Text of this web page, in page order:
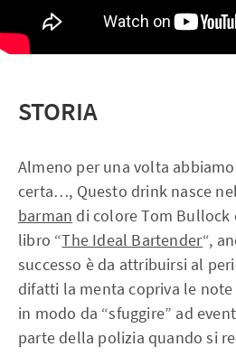
STORIA
Almeno per una volta
certa…, Questo drink nasce
barman di colore Tom Bullock
libro “The Ideal Bartender“,
successo è da attribuirsi al
difatti la menta copriva le
in modo da “sfuggire” ad
parte della polizia quando si